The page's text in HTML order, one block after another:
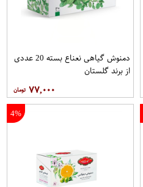
دمنوش گیاهی نعناع بسته 20 عددی
از برند گلستان
۷۷,۰۰۰
4%